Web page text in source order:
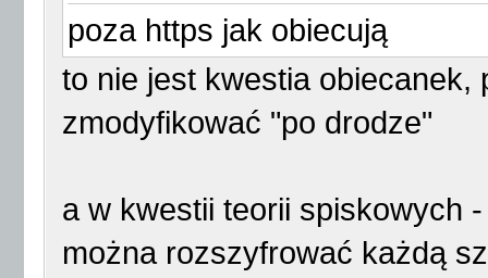
poza https jak obiecują
to nie jest kwestia obiecanek,
zmodyfikować "po drodze"
a w kwestii teorii spiskowych
można rozszyfrować każdą